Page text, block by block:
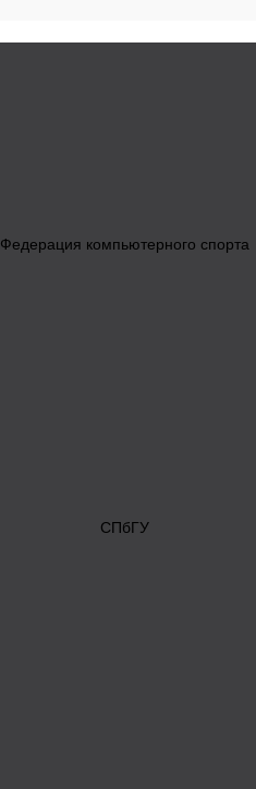
Федерация компьютерного спорта
СПбГУ